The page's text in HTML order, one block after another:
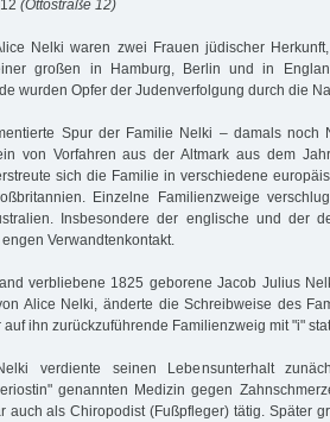
(Ottostraße 12)
Nelki waren zwei Frauen jüdischer
großen in Hamburg, Berlin und in
wurden Opfer der Judenverfolgung durch die
Spur der Familie Nelki – damals noch
von Vorfahren aus der Altmark aus dem
sich die Familie in verschiedene
Einzelne Familienzweige
Insbesondere der englische und der
Verwandtenkontakt.
verbliebene 1825 geborene Jacob Julius
Alice Nelki, änderte die Schreibweise des
ihn zurückzuführende Familienzweig mit "i"
verdiente seinen Lebensunterhalt
genannten Medizin gegen
auch als Chiropodist (Fußpfleger) tätig. Später